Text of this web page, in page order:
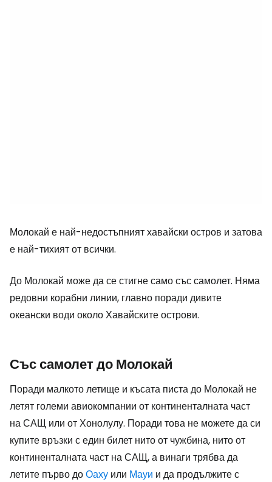
Молокай е най-недостъпният хавайски остров и затова
е най-тихият от всички.
До Молокай може да се стигне само със самолет. Няма
редовни корабни линии, главно поради дивите
океански води около Хавайските острови.
Със самолет до Молокай
Поради малкото летище и късата писта до Молокай не
летят големи авиокомпании от континенталната част
на САЩ или от Хонолулу. Поради това не можете да си
купите връзки с един билет нито от чужбина, нито от
континенталната част на САЩ, а винаги трябва да
летите първо доОаху или Мауи и да продължите с